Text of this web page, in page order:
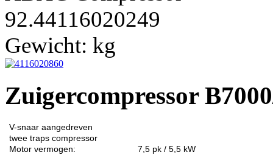
92.44116020249
Gewicht: kg
Zuigercompressor
V-snaar aangedreven
twee trapscompressor
Motor vermogen:
7,5 pk / 5,5 kW